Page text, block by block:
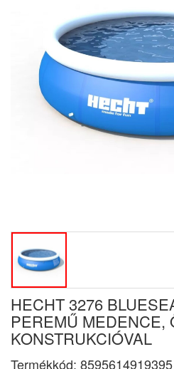
HECHT 3276
PEREMŰ MEDENCE,
KONSTRUKCIÓVAL
Termékkód: 8595614919395